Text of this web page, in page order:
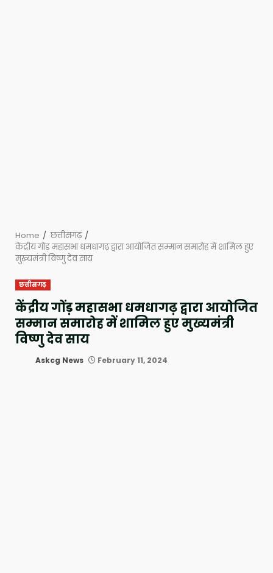
Home
छत्तीसगढ़
केंद्रीय गोंड़ महासभा धमधागढ़ द्वारा आयोजित सम्मान समारोह में शामिल हुए
मुख्यमंत्री विष्णु देव साय
छत्तीसगढ़
केंद्रीय गोंड़ महासभा धमधागढ़ द्वारा आयोजित
सम्मान समारोह में शामिल हुए मुख्यमंत्री
विष्णु देव साय
Askcg News February 11, 2024